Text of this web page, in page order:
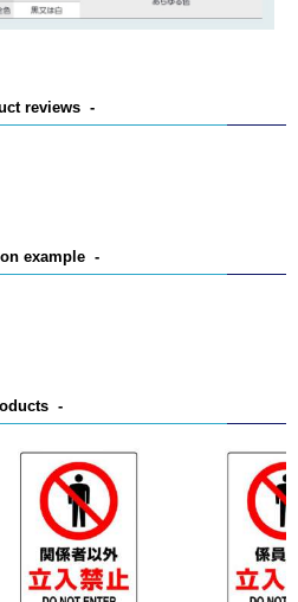
reviews
example